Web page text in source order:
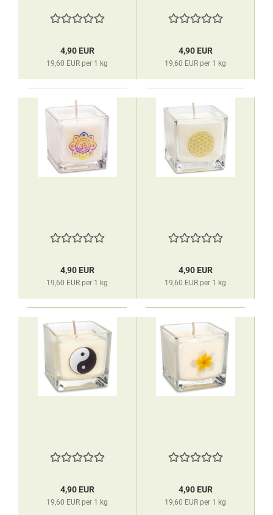
4,90 EUR
19,60 EUR per 1 kg
4,90 EUR
19,60 EUR per 1 kg
4,90 EUR
19,60 EUR per 1 kg
4,90 EUR
19,60 EUR per 1 kg
4,90 EUR
19,60 EUR per 1 kg
4,90 EUR
19,60 EUR per 1 kg